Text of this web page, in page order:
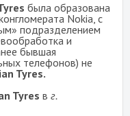
была образована
Nokia, с
подразделением
и
бывшая
телефонов) не
Tyres.
Tyres в г.